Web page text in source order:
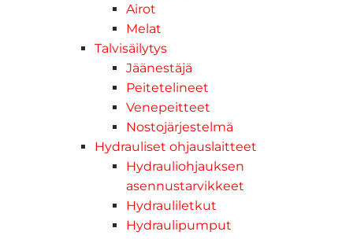
Airot
Melat
Talvisäilytys
Jäänestäjä
Peitetelineet
Venepeitteet
Nostojärjestelmä
Hydrauliset ohjauslaitteet
Hydrauliohjauksen
asennustarvikkeet
Hydrauliletkut
Hydraulipumput